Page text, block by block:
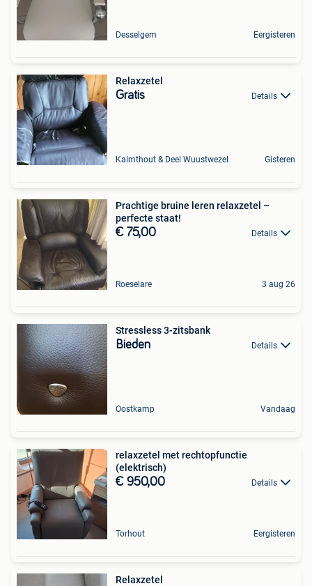
Desselgem Eergisteren
Relaxzetel
Gratis Details
Kalmthout & Deel Wuustwezel Gisteren
Prachtige bruine leren relaxzetel –
perfecte staat!
€ 75,00 Details
Roeselare 3 aug 26
Stressless 3-zitsbank
Bieden Details
Oostkamp Vandaag
relaxzetel met rechtopfunctie
(elektrisch)
€ 950,00 Details
Torhout Eergisteren
Relaxzetel